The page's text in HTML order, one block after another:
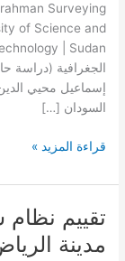
Surveying
of Science and
الجغرافية (دراسة
إسماعيل محيي
السودان […]
الجغرافية
(دراسة
حالة:
مدينة
الرياض،
السودان)
قراءة المزيد »
تقييم
مدينة
تقييم
نظام
شبكات